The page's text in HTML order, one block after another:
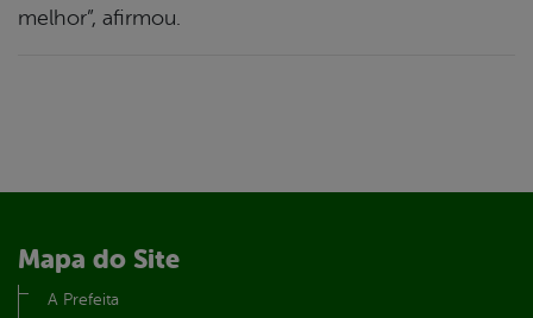
melhor”, afirmou.
Mapa do Site
A Prefeita